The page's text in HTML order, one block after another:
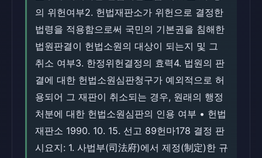
의 위헌여부2. 헌법재판소가 위헌으로 결정한
법령을 적용함으로써 국민의 기본권을 침해한
법원판결이 헌법소원의 대상이 되는지 및 그
취소 여부3. 한정위헌결정의 효력4. 법원의 판
결에 대한 헌법소원심판청구가 예외적으로 허
용되어 그 재판이 취소되는 경우, 원래의 행정
처분에 대한 헌법소원심판의 인용 여부 • 헌법
재판소 1990. 10. 15. 선고 89헌마178 결정 판
시요지: 1. 사법부(司法府)에서 제정(制定)한 규